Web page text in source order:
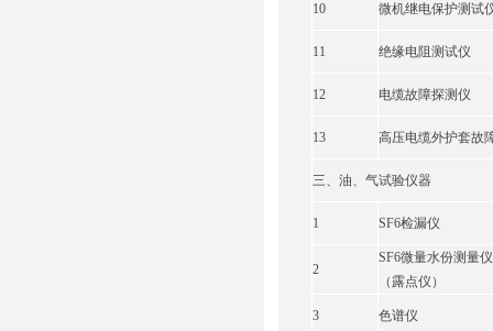
10 微机继电保护测试
11 绝缘电阻测试仪
12 电缆故障探测仪
13 高压电缆外护套故
三、油、气试验仪器
1 SF6检漏仪
2
SF6微量水份测量仪
（露点仪）
3 色谱仪